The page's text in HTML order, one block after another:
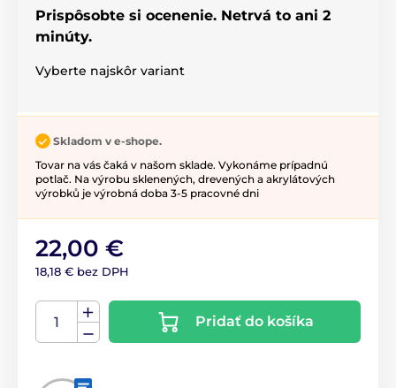
Prispôsobte si ocenenie. Netrvá to ani 2
minúty.
Vyberte najskôr variant
Skladom v e-shope.
Tovar na vás čaká v našom sklade. Vykonáme prípadnú
potlač. Na výrobu sklenených, drevených a akrylátových
výrobků je výrobná doba 3-5 pracovné dni
22,00 €
18,18 € bez DPH
Pridať do košíka